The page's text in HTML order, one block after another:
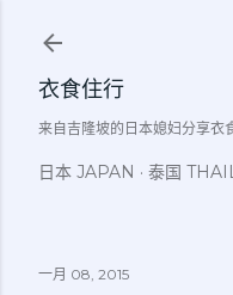
衣食住行
来自吉隆坡的日本媳妇分享
日本 JAPAN 泰国
一月 08, 2015